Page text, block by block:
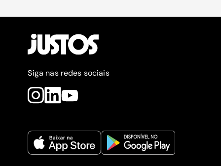
Siga nas redes sociais